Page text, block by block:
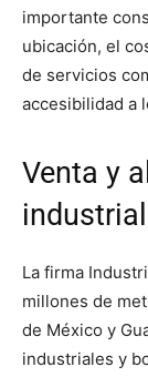
importante
ubicación, el
de servicios
accesibilidad a
Venta y
La firma
millones de
de México y
industriales y